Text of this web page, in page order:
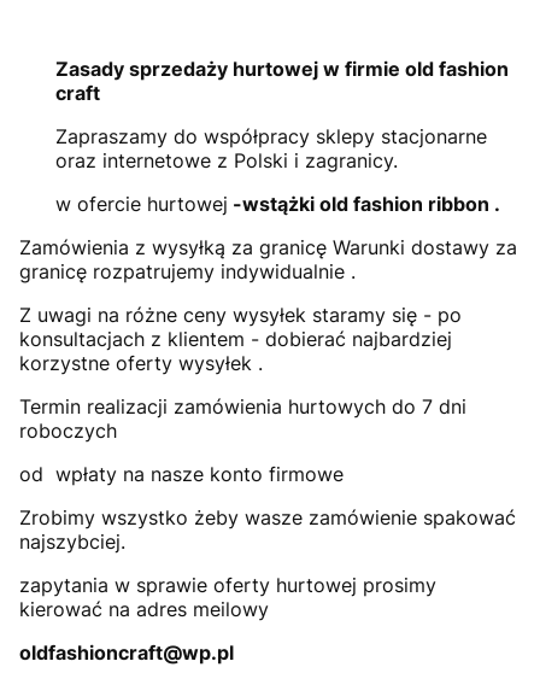
Zasady sprzedaży hurtowej w firmie old fashion
craft
Zapraszamy do współpracy sklepy stacjonarne
oraz internetowe z Polski i zagranicy.
w ofercie hurtowej -wstążki old fashion ribbon .
Zamówienia z wysyłką za granicę Warunki dostawy za
granicę rozpatrujemy indywidualnie .
Z uwagi na różne ceny wysyłek staramy się - po
konsultacjach z klientem - dobierać najbardziej
korzystne oferty wysyłek .
Termin realizacji zamówienia hurtowych do 7 dni
roboczych
od wpłaty na nasze konto firmowe
Zrobimy wszystko żeby wasze zamówienie spakować
najszybciej.
zapytania w sprawie oferty hurtowej prosimy
kierować na adres meilowy
oldfashioncraft@wp.pl